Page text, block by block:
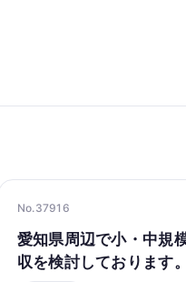
No.37916
愛知県周辺で小・中規
収を検討しております。